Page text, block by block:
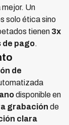
Un
solo ética sino
tienen 3x
de pago.
de
disponible en
grabación de
clara